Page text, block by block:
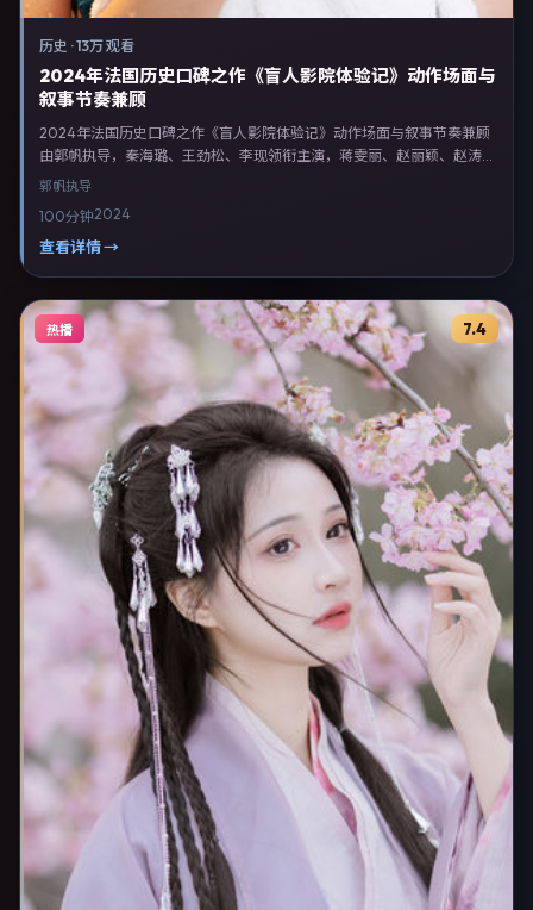
历史 ·13万 观看
2024年法国历史口碑之作《盲人影院体验记》动作场面与
叙事节奏兼顾
2024年法国历史口碑之作《盲人影院体验记》动作场面与叙事节奏兼顾
由郭帆执导，秦海璐、王劲松、李现领衔主演，蒋雯丽、赵丽颖、赵涛等
联合出演。剧情以历史类型为主线，融合法国本土叙事与人物弧光，适合
在法国地区网络平台首播，支持高清与多语言字幕。影片在节奏、摄影与
配乐上强调沉浸体验，可作为片单推荐、影评长文与专题策划的引用素
郭帆执导
100分钟2024
查看详情 →
热播 7.4